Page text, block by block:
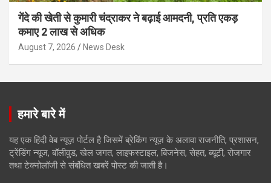
गेंदे की खेती से कुमारी चंद्राकर ने बढ़ाई आमदनी, प्रति एकड़
कमाए 2 लाख से अधिक
August 7, 2026 News Desk
हमारे बारे में
यह एक हिंदी वेब न्यूज़ पोर्टल है जिसमें ब्रेकिंग न्यूज़ के अलावा राजनीति, प्रशासन,
ट्रेंडिंग न्यूज, बॉलीवुड, खेल जगत, लाइफस्टाइल, बिजनेस, सेहत, ब्यूटी, रोजगार
तथा टेक्नोलॉजी से संबंधित खबरें पोस्ट की जाती है।